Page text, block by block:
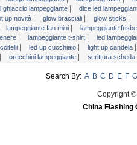
ghiaccio lampeggiante |
dice led
up novità | glow bracciali | glow sticks |
lampeggiante fan mini |
lampeggiante
| lampeggiante t-shirt | led
| led up cucchiaio | light up candela
| orecchini lampeggiante | scrittura
Search By: A B C D E F G
Copyright
China Flashing